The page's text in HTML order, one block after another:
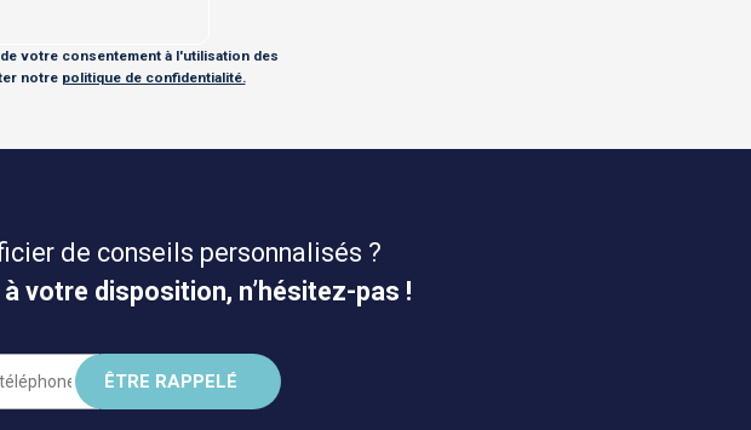
votre consentement à l'utilisation des
notre politique de confidentialité.
de conseils personnalisés ?
votre disposition, n’hésitez-pas !